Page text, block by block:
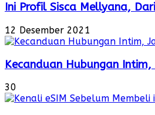
Ini Profil Sisca Mellyana,
12 Desember 2021
Kecanduan Hubungan
30